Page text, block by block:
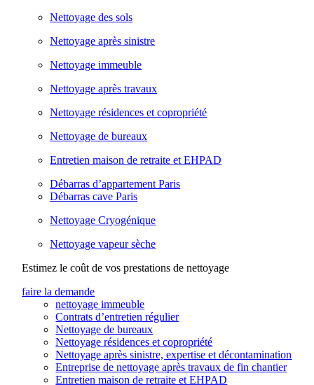
Nettoyage des sols
Nettoyage après sinistre
Nettoyage immeuble
Nettoyage après travaux
Nettoyage résidences et copropriété
Nettoyage de bureaux
Entretien maison de retraite et EHPAD
Débarras d’appartement Paris
Débarras cave Paris
Nettoyage Cryogénique
Nettoyage vapeur sèche
Estimez le coût de vos prestations de nettoyage
faire la demande
nettoyage immeuble
Contrats d’entretien régulier
Nettoyage de bureaux
Nettoyage résidences et copropriété
Nettoyage après sinistre, expertise et décontamination
Entreprise de nettoyage après travaux de fin chantier
Entretien maison de retraite et EHPAD